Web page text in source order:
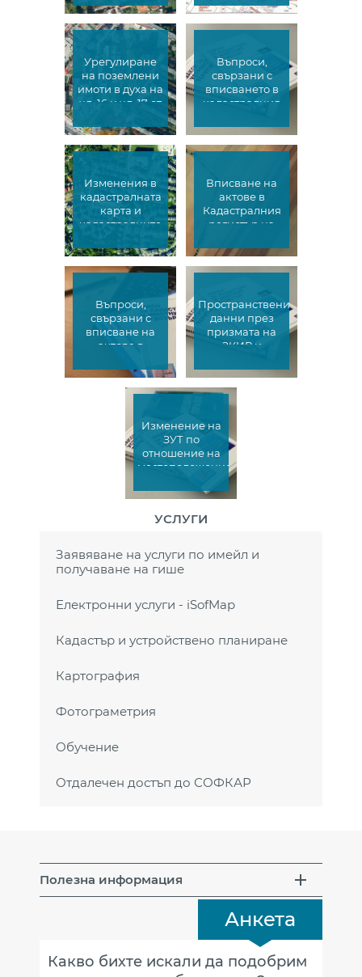
планиране
карти
Урегулиране
на поземлени
имоти в духа на
чл. 16 и чл. 17 от
Въпроси,
свързани с
вписването в
кадастралния
недвижимите
имоти
Изменения в
кадастралната
карта и
кадастралните
Вписване на
актове в
Кадастралния
регистър на
имоти от СГКК
Въпроси,
свързани с
вписване на
актове в
регистър на
недвижимите
Пространствени
данни през
призмата на
ЗКИР и
тях проблеми
Изменение на
ЗУТ по
отношение на
местоположението
регулационната
УСЛУГИ
Заявяване на услуги по имейл и
получаване на гише
Електронни услуги - iSofMap
Кадастър и устройствено планиране
Картография
Фотограметрия
Обучение
Отдалечен достъп до СОФКАР
Полезна информация
Анкета
Какво бихте искали да подобрим